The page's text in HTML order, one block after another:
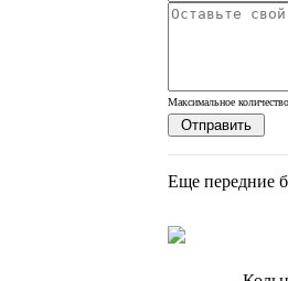
Максимальное
Еще передние